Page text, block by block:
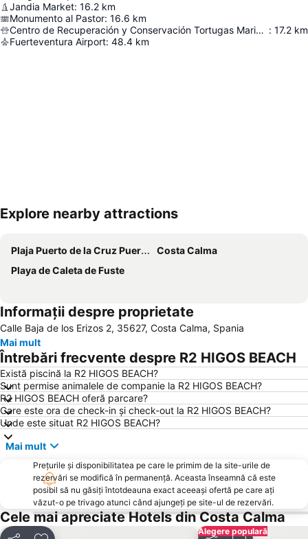
Jandia Market: 16.2 km
Monumento al Pastor: 16.6 km
Centro de Recuperación y Conservación Tortugas Marinas : 17.2 km
Fuerteventura Airport: 48.4 km
Explore nearby attractions
Plaja Puerto de la Cruz Puertito
Costa Calma
Playa de Caleta de Fuste
Informații despre proprietate
Calle Baja de los Erizos 2, 35627, Costa Calma, Spania
Mai mult
Întrebări frecvente despre R2 HIGOS BEACH
Există piscină la R2 HIGOS BEACH?
Sunt permise animalele de companie la R2 HIGOS BEACH?
R2 HIGOS BEACH oferă parcare?
Care este ora de check-in și check-out la R2 HIGOS BEACH?
Unde este situat R2 HIGOS BEACH?
Mai mult
Prețurile și disponibilitatea pe care le primim de la site-urile de
rezervări se modifică în permanență. Aceasta înseamnă că este
posibil să nu găsiți întotdeauna exact aceeași ofertă pe care ați
văzut-o pe trivago atunci când ajungeți pe site-ul de rezervări.
Cele mai apreciate Hotels din Costa Calma
Alegere populară